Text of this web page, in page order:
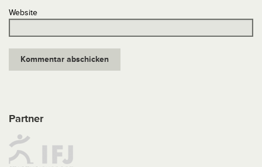
Website
Partner